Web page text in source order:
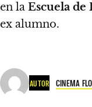
en la Escuela
ex alumno.
AUTOR CINEMA